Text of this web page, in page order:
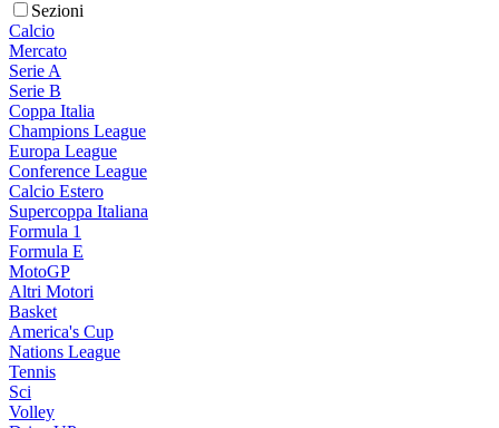
Sezioni
Calcio
Mercato
Serie A
Serie B
Coppa Italia
Champions League
Europa League
Conference League
Calcio Estero
Supercoppa Italiana
Formula 1
Formula E
MotoGP
Altri Motori
Basket
America's Cup
Nations League
Tennis
Sci
Volley